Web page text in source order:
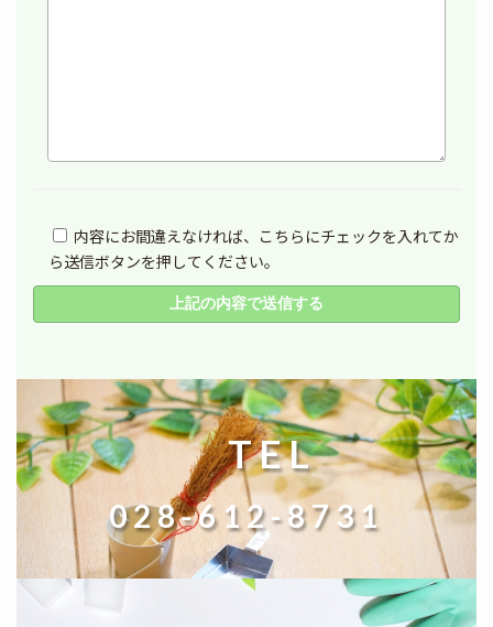
内容にお間違えなければ、こちらにチェックを入れてか
ら送信ボタンを押してください。
TEL
028-612-8731